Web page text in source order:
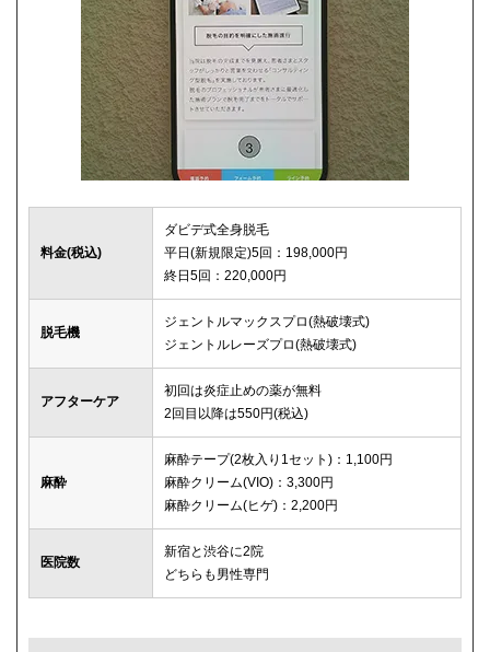
料金(税込)
ダビデ式全身脱毛
平日(新規限定)5回：198,000円
終日5回：220,000円
脱毛機
ジェントルマックスプロ(熱破壊式)
ジェントルレーズプロ(熱破壊式)
アフターケア
初回は炎症止めの薬が無料
2回目以降は550円(税込)
麻酔
麻酔テープ(2枚入り1セット)：1,100円
麻酔クリーム(VIO)：3,300円
麻酔クリーム(ヒゲ)：2,200円
医院数
新宿と渋谷に2院
どちらも男性専門